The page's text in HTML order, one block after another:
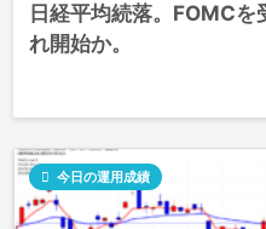
日経平均続落。FOMC
れ開始か。
 今日の運用成績